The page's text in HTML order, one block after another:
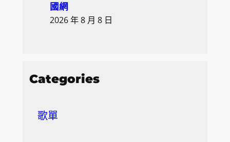
國網
2026 年 8 月 8 日
Categories
歌單